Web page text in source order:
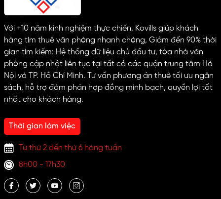
Với +10 năm kinh nghiệm thực chiến, Kovills giúp khách
hàng tìm thuê văn phòng nhanh chóng, Giảm đến 90% thời
gian tìm kiếm: Hệ thống dữ liệu chủ đầu tư, tòa nhà văn
phòng cập nhật liên tục tại tất cả các quận trung tâm Hà
Nội và TP. Hồ Chí Minh. Tư vấn phương án thuê tối ưu ngân
sách, hỗ trợ đàm phán hợp đồng minh bạch, quyền lợi tốt
nhất cho khách hàng.
Thời gian làm việc
Từ thứ 2 đến thứ 6 hàng tuần
8h00 - 17h30